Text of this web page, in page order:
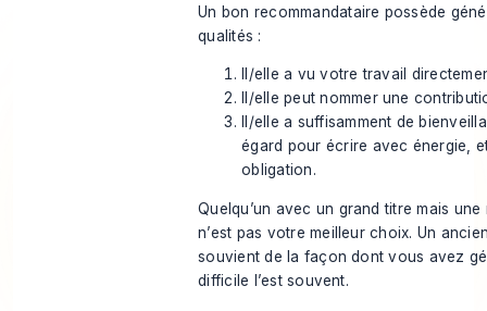
Un bon recommandataire possède
qualités :
Il/elle a vu votre travail
Il/elle peut nommer une
Il/elle a suffisamment de
égard pour écrire avec énergie,
obligation.
Quelqu’un avec un grand titre mais
n’est pas votre meilleur choix. Un
souvient de la façon dont vous avez
difficile l’est souvent.